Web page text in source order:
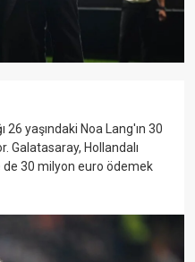
26 yaşındaki Noa Lang'ın 30
Galatasaray, Hollandalı
30 milyon euro ödemek